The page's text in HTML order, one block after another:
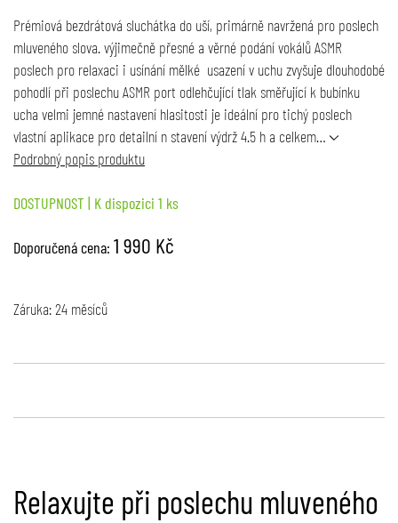
Prémiová bezdrátová sluchátka do uší, primárně navržená pro poslech
mluveného slova. výjimečně přesné a věrné podání vokálů ASMR
poslech pro relaxaci i usínání mělké usazení v uchu zvyšuje dlouhodobé
pohodlí při poslechu ASMR port odlehčující tlak směřující k bubínku
ucha velmi jemné nastavení hlasitosti je ideální pro tichý poslech
vlastní aplikace pro detailní n stavení výdrž 4.5 h a celkem…
Podrobný popis produktu
DOSTUPNOST | K dispozici 1 ks
Doporučená cena: 1 990 Kč
Záruka: 24 měsíců
Relaxujte při poslechu mluveného